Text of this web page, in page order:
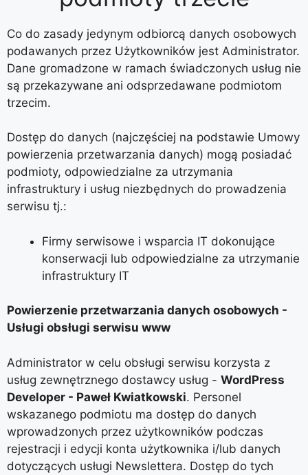
Co do zasady jedynym odbiorcą danych osobowych
podawanych przez Użytkowników jest Administrator.
Dane gromadzone w ramach świadczonych usług nie
są przekazywane ani odsprzedawane podmiotom
trzecim.
Dostęp do danych (najczęściej na podstawie Umowy
powierzenia przetwarzania danych) mogą posiadać
podmioty, odpowiedzialne za utrzymania
infrastruktury i usług niezbędnych do prowadzenia
serwisu tj.:
Firmy serwisowe i wsparcia IT dokonujące
konserwacji lub odpowiedzialne za utrzymanie
infrastruktury IT
Powierzenie przetwarzania danych osobowych -
Usługi obsługi serwisu www
Administrator w celu obsługi serwisu korzysta z
usług zewnętrznego dostawcy usług - WordPress
Developer - Paweł Kwiatkowski. Personel
wskazanego podmiotu ma dostęp do danych
wprowadzonych przez użytkowników podczas
rejestracji i edycji konta użytkownika i/lub danych
dotyczących usługi Newslettera. Dostęp do tych